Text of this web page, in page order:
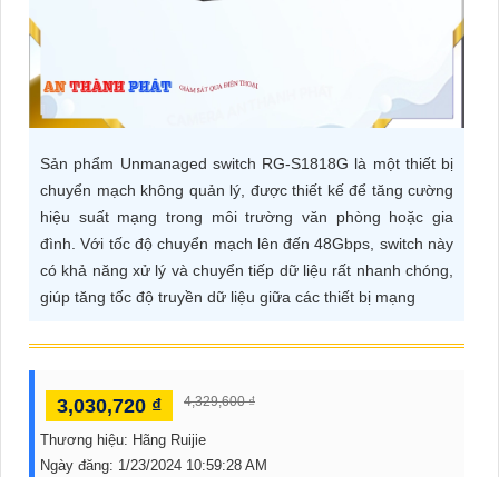
KIỆN
CAMERA
DỊCH
VỤ
Sản phẩm Unmanaged switch RG-S1818G là một thiết bị
chuyển mạch không quản lý, được thiết kế để tăng cường
hiệu suất mạng trong môi trường văn phòng hoặc gia
đình. Với tốc độ chuyển mạch lên đến 48Gbps, switch này
có khả năng xử lý và chuyển tiếp dữ liệu rất nhanh chóng,
giúp tăng tốc độ truyền dữ liệu giữa các thiết bị mạng
3,030,720 ₫ 4,329,600 ₫
Thương hiệu: Hãng Ruijie
Ngày đăng: 1/23/2024 10:59:28 AM